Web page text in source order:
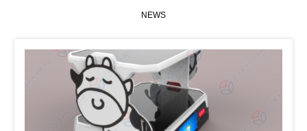
NEWS